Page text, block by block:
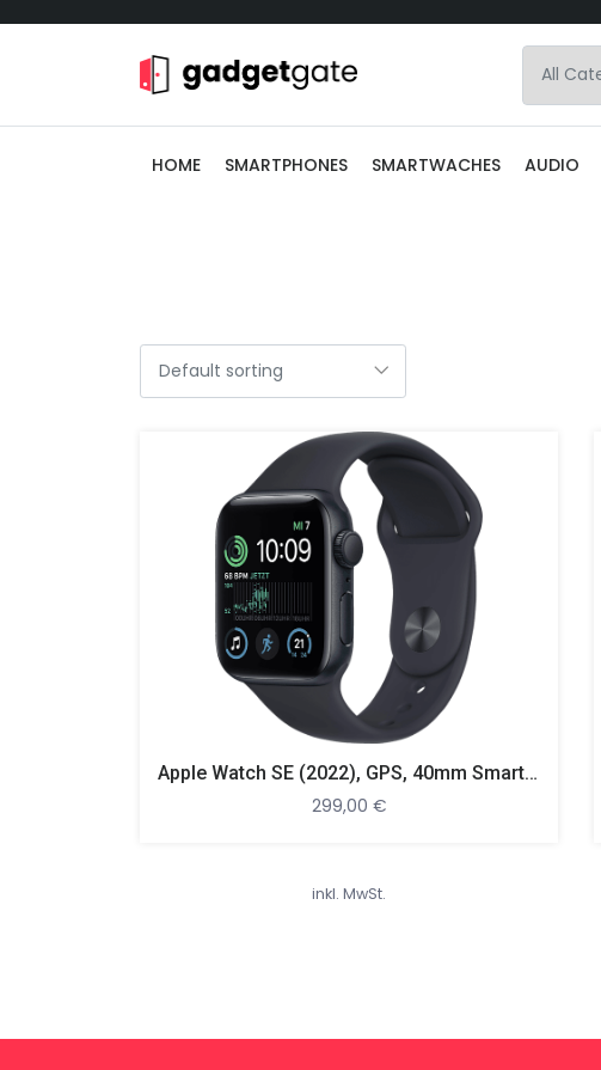
HOME SMARTPHONES SMARTWACHES AUDIO
Apple Watch SE (2022), GPS, 40mm Smartwatch, Aluminiumgehäuse, Fluorelastomer, 130 – 200 Mm
299,00 €
inkl. MwSt.